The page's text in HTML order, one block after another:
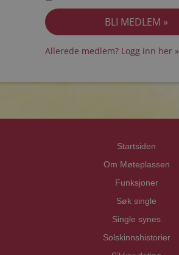
Allerede medlem? Logg inn her »
Startsiden
Om Møteplassen
Funksjoner
Søk single
Single synes
Solskinnshistorier